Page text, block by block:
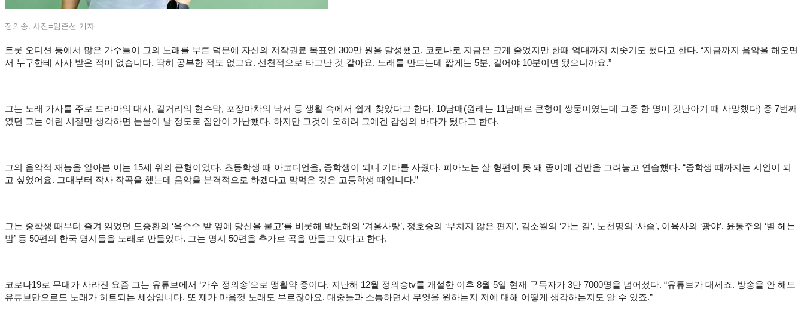
정의송. 사진=임준선 기자
트롯 오디션 등에서 많은 가수들이 그의 노래를 부른 덕분에 자신의 저작권료 목표인 300만 원을 달성했고, 코로나로 지금은 크게 줄었지만 한때 억대까지 치솟기도 했다고 한다. “지금까지 음악을 해오면
서 누구한테 사사 받은 적이 없습니다. 딱히 공부한 적도 없고요. 선천적으로 타고난 것 같아요. 노래를 만드는데 짧게는 5분, 길어야 10분이면 됐으니까요.”
그는 노래 가사를 주로 드라마의 대사, 길거리의 현수막, 포장마차의 낙서 등 생활 속에서 쉽게 찾았다고 한다. 10남매(원래는 11남매로 큰형이 쌍둥이였는데 그중 한 명이 갓난아기 때 사망했다) 중 7번째
였던 그는 어린 시절만 생각하면 눈물이 날 정도로 집안이 가난했다. 하지만 그것이 오히려 그에겐 감성의 바다가 됐다고 한다.
그의 음악적 재능을 알아본 이는 15세 위의 큰형이었다. 초등학생 때 아코디언을, 중학생이 되니 기타를 사줬다. 피아노는 살 형편이 못 돼 종이에 건반을 그려놓고 연습했다. “중학생 때까지는 시인이 되
고 싶었어요. 그대부터 작사 작곡을 했는데 음악을 본격적으로 하겠다고 맘먹은 것은 고등학생 때입니다.”
그는 중학생 때부터 즐겨 읽었던 도종환의 ‘옥수수 밭 옆에 당신을 묻고’를 비롯해 박노해의 ‘겨울사랑’, 정호승의 ‘부치지 않은 편지’, 김소월의 ‘가는 길’, 노천명의 ‘사슴’, 이육사의 ‘광야’, 윤동주의 ‘별 헤는
밤’ 등 50편의 한국 명시들을 노래로 만들었다. 그는 명시 50편을 추가로 곡을 만들고 있다고 한다.
코로나19로 무대가 사라진 요즘 그는 유튜브에서 ‘가수 정의송’으로 맹활약 중이다. 지난해 12월 정의송tv를 개설한 이후 8월 5일 현재 구독자가 3만 7000명을 넘어섰다. “유튜브가 대세죠. 방송을 안 해도
유튜브만으로도 노래가 히트되는 세상입니다. 또 제가 마음껏 노래도 부르잖아요. 대중들과 소통하면서 무엇을 원하는지 저에 대해 어떻게 생각하는지도 알 수 있죠.”